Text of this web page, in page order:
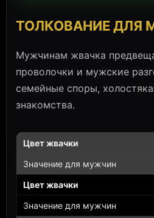
ТОЛКОВАНИЕ ДЛЯ
Мужчинам жвачка
проволочки и мужские
семейные споры,
знакомства.